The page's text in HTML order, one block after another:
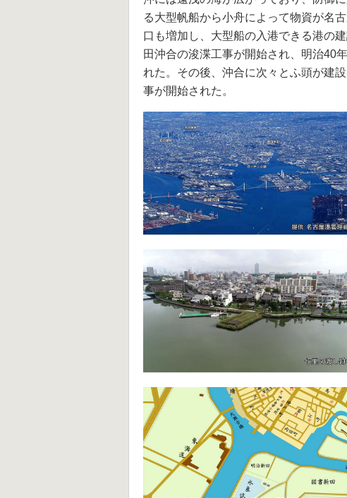
る大型帆船から小舟によって物資が名
口も増加し、大型船の入港できる港の
田沖合の浚渫工事が開始され、明治40
れた。その後、沖合に次々とふ頭が建
事が開始された。